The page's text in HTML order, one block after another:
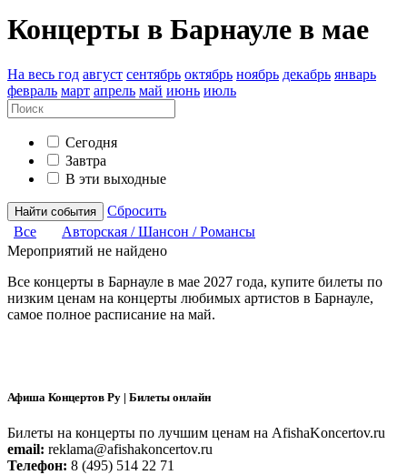
Концерты в Барнауле в мае
На весь год август сентябрь октябрь ноябрь декабрь январь
февраль март апрель май июнь июль
Сегодня
Завтра
В эти выходные
Найти события
Сбросить
Все
Авторская / Шансон / Романсы
Мероприятий не найдено
Все концерты в Барнауле в мае 2027 года, купите билеты по
низким ценам на концерты любимых артистов в Барнауле,
самое полное расписание на май.
Афиша Концертов Ру | Билеты онлайн
Билеты на концерты по лучшим ценам на AfishaKoncertov.ru
email: reklama@afishakoncertov.ru
Телефон: 8 (495) 514 22 71